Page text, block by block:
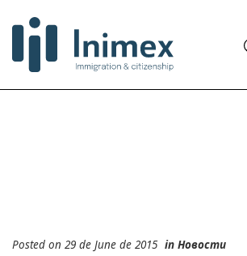
Posted on 29 de June de 2015 in Новости